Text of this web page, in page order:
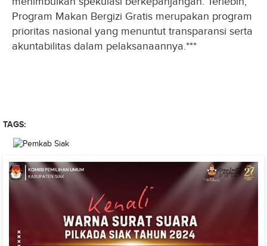
Program Makan Bergizi Gratis merupakan program
prioritas nasional yang menuntut transparansi serta
akuntabilitas dalam pelaksanaannya.***
TAGS: